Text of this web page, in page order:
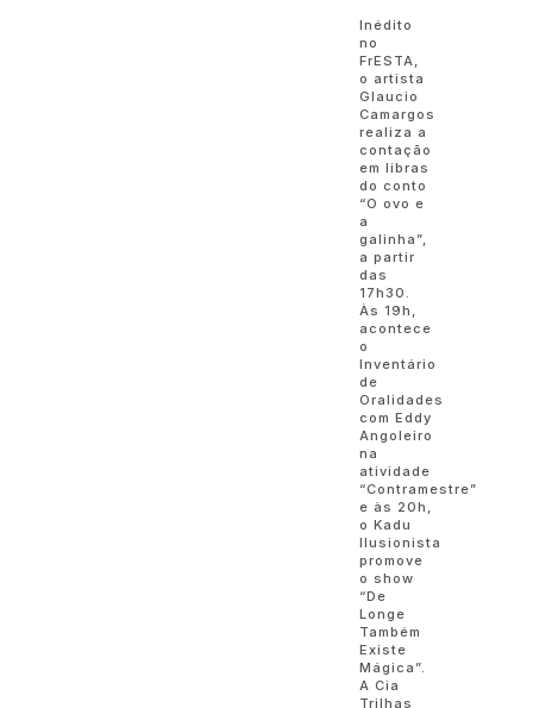
Inédito
no
FrESTA,
o artista
Glaucio
Camargos
realiza a
contação
em libras
do conto
“O ovo e
a
galinha”,
a partir
das
17h30.
Às 19h,
acontece
o
Inventário
de
Oralidades
com Eddy
Angoleiro
na
atividade
“Contramestre”
e às 20h,
o Kadu
Ilusionista
promove
o show
“De
Longe
Também
Existe
Mágica”.
A Cia
Trilhas